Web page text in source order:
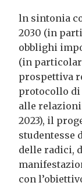
ln sintonia
2030 (in
obblighi
(in
prospettiva
protocollo di
alle
2023), il
studentesse
delle radici,
con